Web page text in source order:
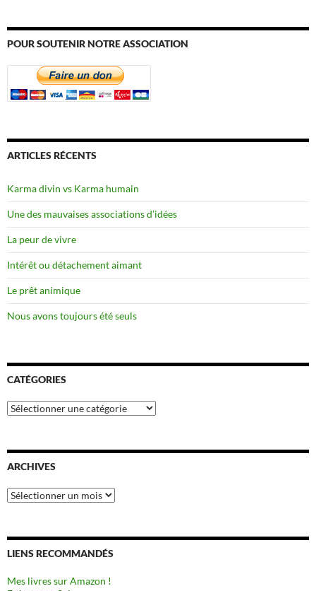
POUR SOUTENIR NOTRE ASSOCIATION
ARTICLES RÉCENTS
Karma divin vs Karma humain
Une des mauvaises associations d’idées
La peur de vivre
Intérêt ou détachement aimant
Le prêt animique
Nous avons toujours été seuls
CATÉGORIES
Catégories
ARCHIVES
Archives
LIENS RECOMMANDÉS
Mes livres sur Amazon !